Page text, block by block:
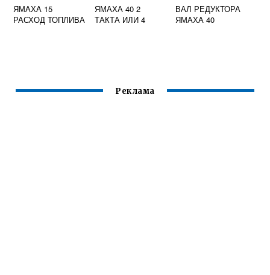
ЯМАХА 15
РАСХОД ТОПЛИВА
ЯМАХА 40 2
ТАКТА ИЛИ 4
ВАЛ РЕДУКТОРА
ЯМАХА 40
Реклама